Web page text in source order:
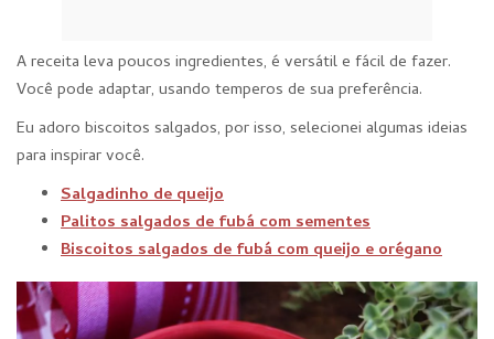
A receita leva poucos ingredientes, é versátil e fácil de fazer.
Você pode adaptar, usando temperos de sua preferência.
Eu adoro biscoitos salgados, por isso, selecionei algumas ideias
para inspirar você.
Salgadinho de queijo
Palitos salgados de fubá com sementes
Biscoitos salgados de fubá com queijo e orégano